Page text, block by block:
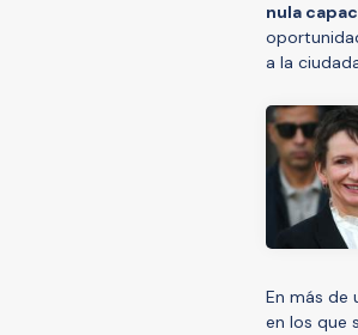
nula
a la
En más de
en los que